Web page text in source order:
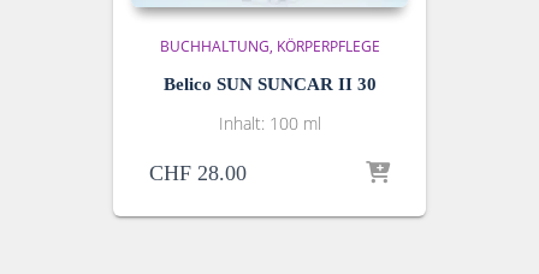
BUCHHALTUNG KÖRPERPFLEGE
Belico SUN SUNCAR II 30
Inhalt: 100 ml
CHF 28.00